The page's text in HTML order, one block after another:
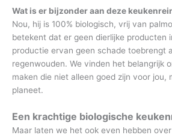
Wat is er bijzonder aan deze
Nou, hij is 100% biologisch, vrij van
betekent dat er geen dierlijke producten
productie ervan geen schade toebrengt
regenwouden. We vinden het belangrijk
maken die niet alleen goed zijn voor jou,
planeet.
Een krachtige biologische
Maar laten we het ook even hebben